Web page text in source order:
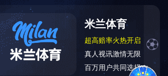
机械制造 其他行业